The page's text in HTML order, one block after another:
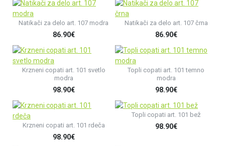
Natikači za delo art. 107 modra
86.90€
Natikači za delo art. 107 črna
86.90€
Krzneni copati art. 101 svetlo
modra
98.90€
Topli copati art. 101 temno
modra
98.90€
Krzneni copati art. 101 rdeča
98.90€
Topli copati art. 101 bež
98.90€